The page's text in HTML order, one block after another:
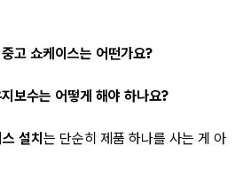
고 쇼케이스는 어떤가요?
보수는 어떻게 해야 하나요?
설치 는 단순히 제품 하나를 사는 게 아